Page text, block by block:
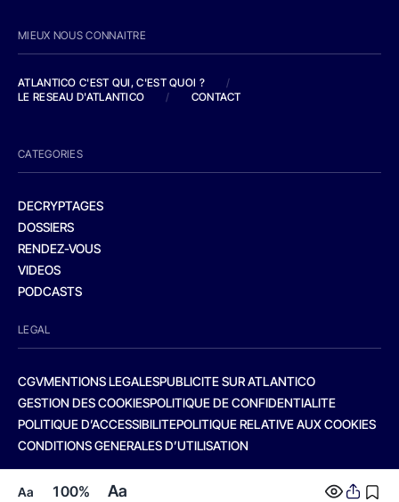
Aa 100% Aa
MIEUX NOUS CONNAITRE
ATLANTICO C'EST QUI, C'EST QUOI ?
/
LE RESEAU D'ATLANTICO
/ CONTACT
CATEGORIES
DECRYPTAGES
DOSSIERS
RENDEZ-VOUS
VIDEOS
PODCASTS
LEGAL
CGVMENTIONS LEGALESPUBLICITE SUR ATLANTICO
GESTION DES COOKIESPOLITIQUE DE CONFIDENTIALITE
POLITIQUE D’ACCESSIBILITEPOLITIQUE RELATIVE AUX COOKIES
CONDITIONS GENERALES D’UTILISATION